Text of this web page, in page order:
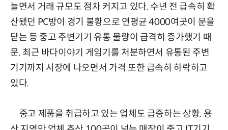
늘면서 거래 규모도 점차 커지고 있다. 수년 전 급속히 확
산됐던 PC방이 경기 불황으로 연평균 4000여곳이 문을
닫는 등 중고 주변기기 유통 물량이 급격히 증가했기 때
문. 최근 바다이야기 게임기를 처분하면서 유통된 주변
기기까지 시장에 나오면서 가격 또한 급속히 하락하고
있다.
중고 제품을 취급하고 있는 업체도 급증하는 상황. 용